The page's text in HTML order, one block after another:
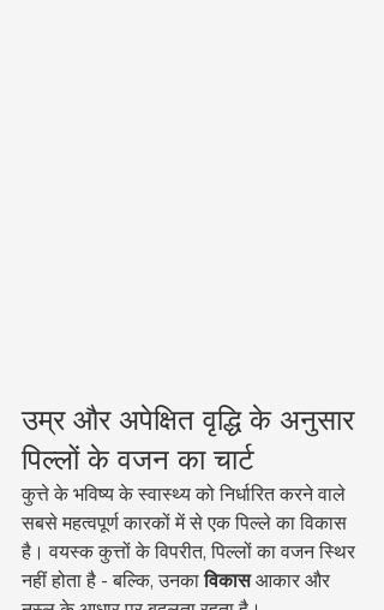
उम्र और अपेक्षित वृद्धि के अनुसार
पिल्लों के वजन का चार्ट
कुत्ते के भविष्य के स्वास्थ्य को निर्धारित करने वाले
सबसे महत्वपूर्ण कारकों में से एक पिल्ले का विकास
है। वयस्क कुत्तों के विपरीत, पिल्लों का वजन स्थिर
नहीं होता है - बल्कि, उनका विकास आकार और